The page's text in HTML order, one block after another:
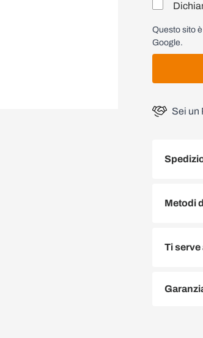
Questo sito
Google.
Sei un
Metodi
Ti